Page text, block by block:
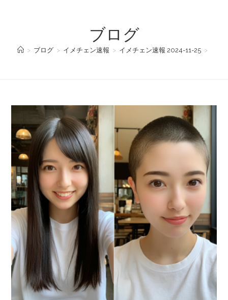
ブログ
> ブログ > イメチェン速報 > イメチェン速報 2024-11-25 >